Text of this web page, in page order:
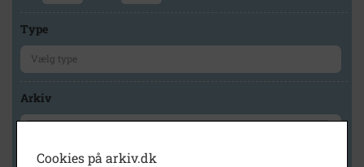
Type
Arkiv
Cookies på arkiv.dk